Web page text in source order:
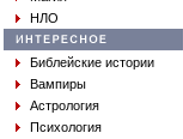
НЛО
Библейские истории
Вампиры
Астрология
Психология